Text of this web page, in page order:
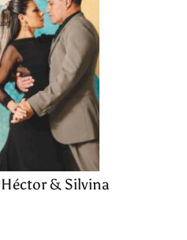
& Silvina